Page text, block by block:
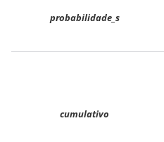
probabilidade_s
cumulativo